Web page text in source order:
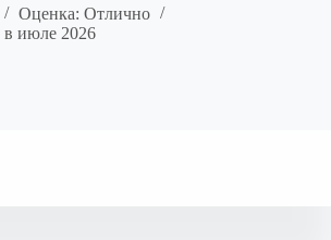
Оценка: Отлично
июле 2026